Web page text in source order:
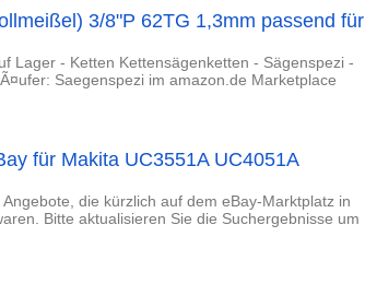
3/8"P 62TG 1,3mm passend für
Lager - Ketten Kettensägenketten - Sägenspezi -
Saegenspezi im amazon.de Marketplace
für Makita UC3551A UC4051A
die kürzlich auf dem eBay-Marktplatz in
Bitte aktualisieren Sie die Suchergebnisse um